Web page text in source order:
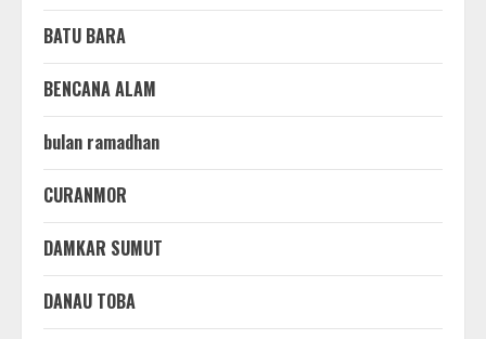
BATU BARA
BENCANA ALAM
bulan ramadhan
CURANMOR
DAMKAR SUMUT
DANAU TOBA